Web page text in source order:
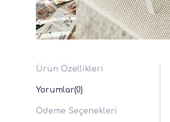
Ürün Özellikleri
Yorumlar(0)
Ödeme Seçenekleri